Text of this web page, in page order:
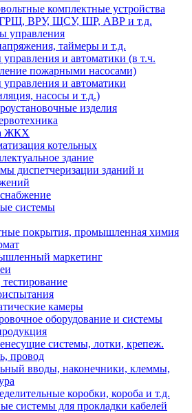
комплектные устройства
ВРУ, ЩСУ, ШР, АВР и т.д.
управления
таймеры и т.д.
и автоматики (в т.ч.
пожарными насосами)
и автоматики
насосы и т.д.)
изделия
ЖКХ
котельных
здание
диспетчеризации зданий и
системы
покрытия, промышленная химия
маркетинг
камеры
оборудование и системы
системы, лотки, крепеж.
провод
вводы, наконечники, клеммы,
коробки, короба и т.д.
системы для прокладки кабелей